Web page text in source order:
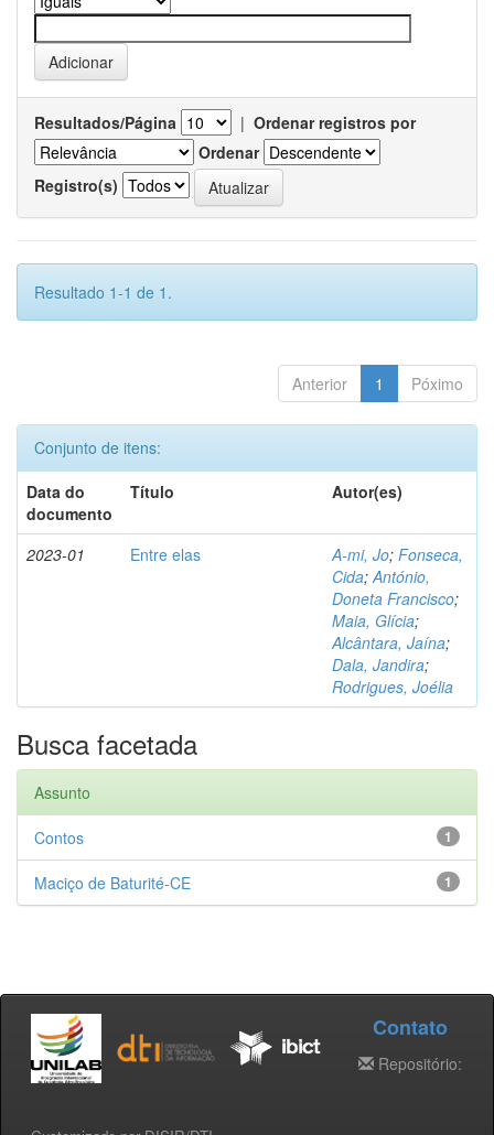
Resultados/Página | Ordenar registros por
Ordenar
Registro(s)
Resultado 1-1 de 1.
Anterior 1 Póximo
Conjunto de itens:
Data do
documento
Título Autor(es)
2023-01 Entre elas A-mi, Jo; Fonseca,
Cida;António,
Doneta Francisco;
Maia, Glícia;
Alcântara, Jaína;
Dala, Jandira;
Rodrigues, Joélia
Busca facetada
Assunto
1
Contos
1
Maciço de Baturité-CE
Contato
Repositório: